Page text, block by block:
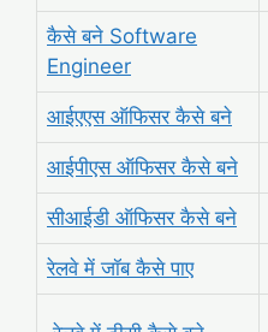
कैसे बने Software
Engineer
आईएएस ऑफिसर कैसे बने
आईपीएस ऑफिसर कैसे बने
सीआईडी ऑफिसर कैसे बने
रेलवे में जॉब कैसे पाए